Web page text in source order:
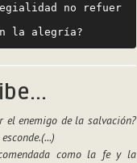
no refuer
la alegría?
el enemigo de la salvación?
como la fe y la